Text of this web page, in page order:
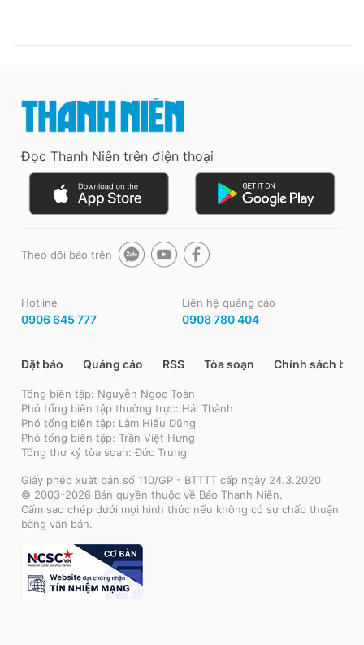
Đọc Thanh Niên trên điện thoại
Theo dõi báo trên
Hotline
0906 645 777
Liên hệ quảng cáo
0908 780 404
Đặt báo Quảng cáo RSS Tòa soạn Chính sách bảo
Tổng biên tập: Nguyễn Ngọc Toàn
Phó tổng biên tập thường trực: Hải Thành
Phó tổng biên tập: Lâm Hiếu Dũng
Phó tổng biên tập: Trần Việt Hưng
Tổng thư ký tòa soạn: Đức Trung
Giấy phép xuất bản số 110/GP - BTTTT cấp ngày 24.3.2020
© 2003-2026 Bản quyền thuộc về Báo Thanh Niên.
Cấm sao chép dưới mọi hình thức nếu không có sự chấp thuận
bằng văn bản.